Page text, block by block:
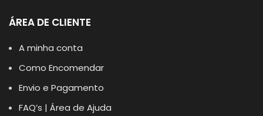
ÁREA DE CLIENTE
A minha conta
Como Encomendar
Envio e Pagamento
FAQ’s | Área de Ajuda